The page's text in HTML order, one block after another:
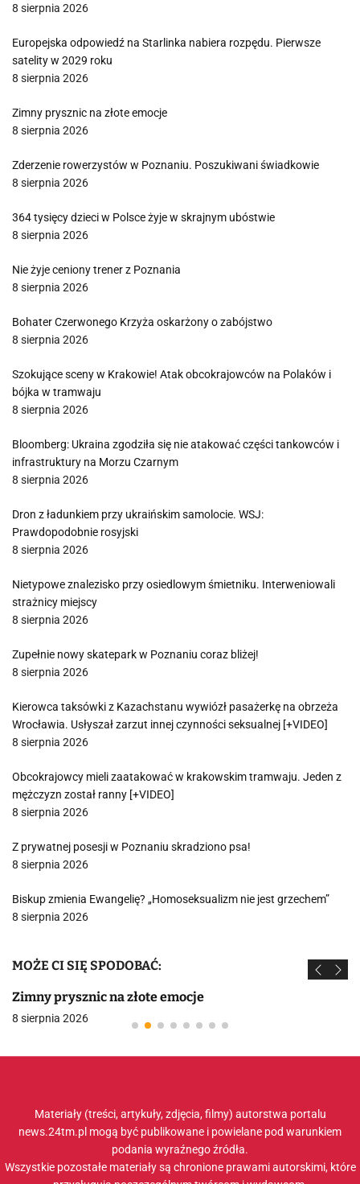
8 sierpnia 2026
Europejska odpowiedź na Starlinka nabiera rozpędu. Pierwsze
satelity w 2029 roku
8 sierpnia 2026
Zimny prysznic na złote emocje
8 sierpnia 2026
Zderzenie rowerzystów w Poznaniu. Poszukiwani świadkowie
8 sierpnia 2026
364 tysięcy dzieci w Polsce żyje w skrajnym ubóstwie
8 sierpnia 2026
Nie żyje ceniony trener z Poznania
8 sierpnia 2026
Bohater Czerwonego Krzyża oskarżony o zabójstwo
8 sierpnia 2026
Szokujące sceny w Krakowie! Atak obcokrajowców na Polaków i
bójka w tramwaju
8 sierpnia 2026
Bloomberg: Ukraina zgodziła się nie atakować części tankowców i
infrastruktury na Morzu Czarnym
8 sierpnia 2026
Dron z ładunkiem przy ukraińskim samolocie. WSJ:
Prawdopodobnie rosyjski
8 sierpnia 2026
Nietypowe znalezisko przy osiedlowym śmietniku. Interweniowali
strażnicy miejscy
8 sierpnia 2026
Zupełnie nowy skatepark w Poznaniu coraz bliżej!
8 sierpnia 2026
Kierowca taksówki z Kazachstanu wywiózł pasażerkę na obrzeża
Wrocławia. Usłyszał zarzut innej czynności seksualnej [+VIDEO]
8 sierpnia 2026
Obcokrajowcy mieli zaatakować w krakowskim tramwaju. Jeden z
mężczyzn został ranny [+VIDEO]
8 sierpnia 2026
Z prywatnej posesji w Poznaniu skradziono psa!
8 sierpnia 2026
Biskup zmienia Ewangelię? „Homoseksualizm nie jest grzechem”
8 sierpnia 2026
MOŻE CI SIĘ SPODOBAĆ:
Zimny prysznic na złote emocje
8 sierpnia 2026
Materiały (treści, artykuły, zdjęcia, filmy) autorstwa portalu
news.24tm.pl mogą być publikowane i powielane pod warunkiem
podania wyraźnego źródła.
Wszystkie pozostałe materiały są chronione prawami autorskimi, które